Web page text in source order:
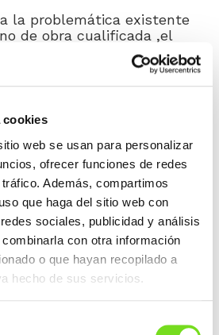
cookies
web se usan para personalizar
ofrecer funciones de redes
Además, compartimos
que haga del sitio web con
sociales, publicidad y análisis
con otra información
o que hayan recopilado a
hecho de sus servicios.
la problemática existente
de obra cualificada ,el
poder poner en marcha este
pasa por captar la
y motivarlos para que
un tejido industrial
diverso, por lo que sectores
la fundición presentan
para las nuevas
que la fundición es
integrador de las
y clave en la transición
verde y sostenible.
que las empresas de